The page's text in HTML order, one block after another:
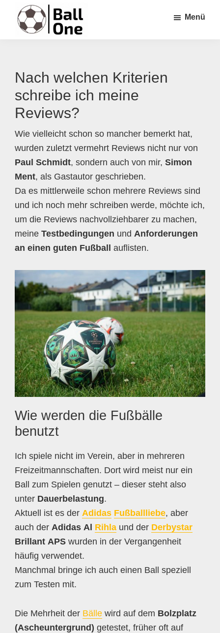
Inhalt
springen
Seitenspalte
springen
Fußzeile
springen
Menü
Nach welchen Kriterien
schreibe ich meine
Reviews?
Wie vielleicht schon so mancher bemerkt hat,
wurden zuletzt vermehrt Reviews nicht nur von
Paul Schmidt, sondern auch von mir, Simon
Ment, als Gastautor geschrieben.
Da es mittlerweile schon mehrere Reviews sind
und ich noch mehr schreiben werde, möchte ich,
um die Reviews nachvollziehbarer zu machen,
meine Testbedingungen und Anforderungen
an einen guten Fußball
auflisten.
Wie werden die Fußbälle
benutzt
Ich spiele nicht im Verein, aber in mehreren
Freizeitmannschaften. Dort wird meist nur ein
Ball zum Spielen genutzt – dieser steht also
unter Dauerbelastung.
Aktuell ist es der Adidas Fußballliebe, aber
auch der Adidas Al Rihla und der Derbystar
Brillant APS wurden in der Vergangenheit
häufig verwendet.
Manchmal bringe ich auch einen Ball speziell
zum Testen mit.
Die Mehrheit der Bälle wird auf dem Bolzplatz
(Ascheuntergrund) getestet, früher oft auf